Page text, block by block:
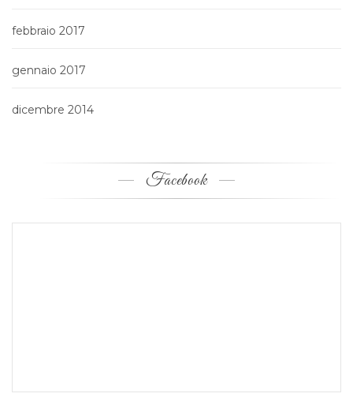
febbraio 2017
gennaio 2017
dicembre 2014
Facebook